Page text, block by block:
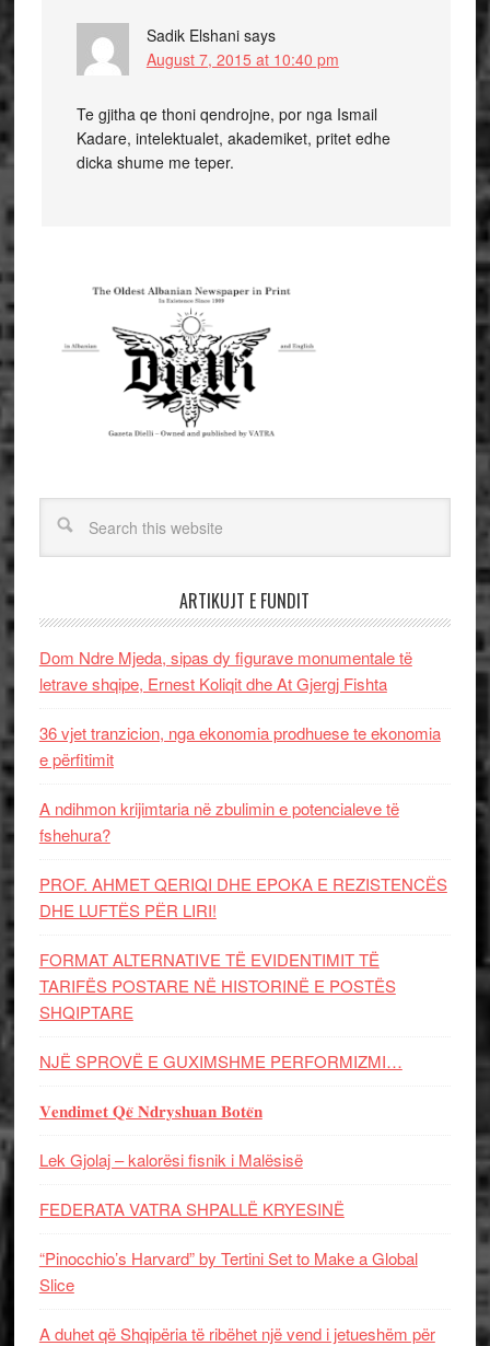
Sadik Elshani says
August 7, 2015 at 10:40 pm
Te gjitha qe thoni qendrojne, por nga Ismail
Kadare, intelektualet, akademiket, pritet edhe
dicka shume me teper.
ARTIKUJT E FUNDIT
Dom Ndre Mjeda, sipas dy figurave monumentale të
letrave shqipe, Ernest Koliqit dhe At Gjergj Fishta
36 vjet tranzicion, nga ekonomia prodhuese te ekonomia
e përfitimit
A ndihmon krijimtaria në zbulimin e potencialeve të
fshehura?
PROF. AHMET QERIQI DHE EPOKA E REZISTENCЁS
DHE LUFTЁS PЁR LIRI!
FORMAT ALTERNATIVE TË EVIDENTIMIT TË
TARIFËS POSTARE NË HISTORINË E POSTËS
SHQIPTARE
NJË SPROVË E GUXIMSHME PERFORMIZMI…
𝐕𝐞𝐧𝐝𝐢𝐦𝐞𝐭 𝐐𝐞̈ 𝐍𝐝𝐫𝐲𝐬𝐡𝐮𝐚𝐧 𝐁𝐨𝐭𝐞̈𝐧
Lek Gjolaj – kalorësi fisnik i Malësisë
FEDERATA VATRA SHPALLË KRYESINË
“Pinocchio’s Harvard” by Tertini Set to Make a Global
Slice
A duhet që Shqipëria të ribëhet një vend i jetueshëm për